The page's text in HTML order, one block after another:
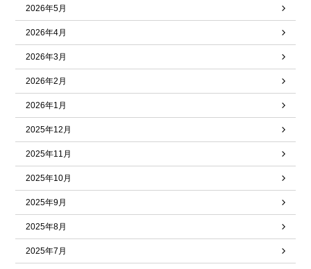
2026年5月
2026年4月
2026年3月
2026年2月
2026年1月
2025年12月
2025年11月
2025年10月
2025年9月
2025年8月
2025年7月